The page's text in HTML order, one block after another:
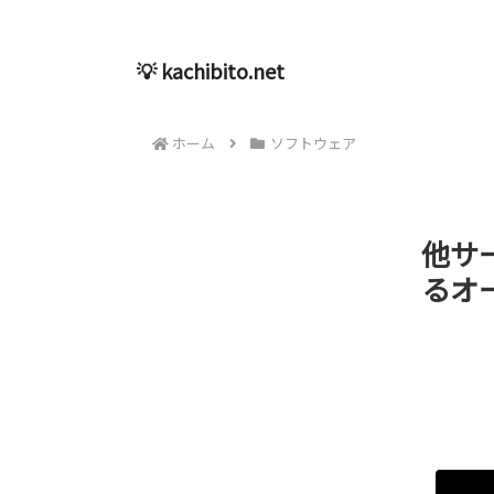
💡 kachibito.net
ホーム ソフトウェア
他サ
るオ